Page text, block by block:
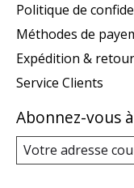
Politique de
Méthodes de
Expédition &
Service Clients
Abonnez-vous